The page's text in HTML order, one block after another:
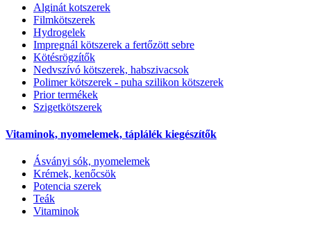
Alginát kotszerek
Filmkötszerek
Hydrogelek
Impregnál kötszerek a fertőzött sebre
Kötésrögzítők
Nedvszívó kötszerek, habszivacsok
Polimer kötszerek - puha szilikon kötszerek
Prior termékek
Szigetkötszerek
Vitaminok, nyomelemek, táplálék kiegészítők
Ásványi sók, nyomelemek
Krémek, kenőcsök
Potencia szerek
Teák
Vitaminok